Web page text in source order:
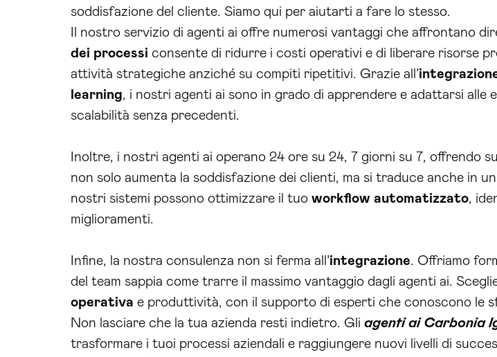
soddisfazione del cliente. Siamo qui per aiutarti a fare lo stesso.
Il nostro servizio di agenti ai offre numerosi vantaggi che affrontano
dei processi consente di ridurre i costi operativi e di liberare risorse
attività strategiche anziché su compiti ripetitivi. Grazie all’
learning, i nostri agenti ai sono in grado di apprendere e adattarsi alle
scalabilità senza precedenti.
Inoltre, i nostri agenti ai operano 24 ore su 24, 7 giorni su 7, offrendo
non solo aumenta la soddisfazione dei clienti, ma si traduce anche in un
nostri sistemi possono ottimizzare il tuo workflow automatizzato,
miglioramenti.
Infine, la nostra consulenza non si ferma all’integrazione. Offriamo
del team sappia come trarre il massimo vantaggio dagli agenti ai.
operativa e produttività, con il supporto di esperti che conoscono le
Non lasciare che la tua azienda resti indietro. Gli agenti ai Carbonia
trasformare i tuoi processi aziendali e raggiungere nuovi livelli di